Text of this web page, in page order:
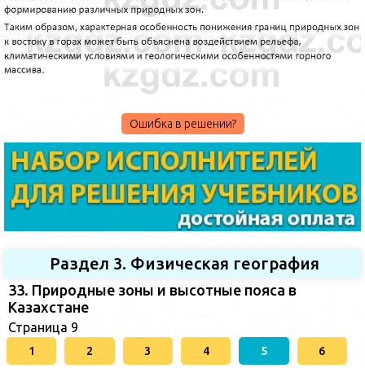
Ошибка в решении?
Раздел 3. Физическая география
33. Природные зоны и высотные пояса в
Казахстане
Страница 9
1 2 3 4 5 6